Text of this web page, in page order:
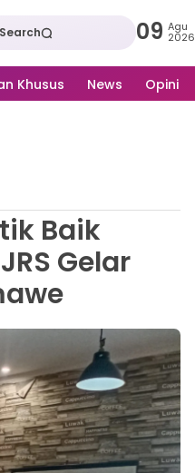
Search 09 Agu
2026
Khusus News Opini
Baik
Gelar